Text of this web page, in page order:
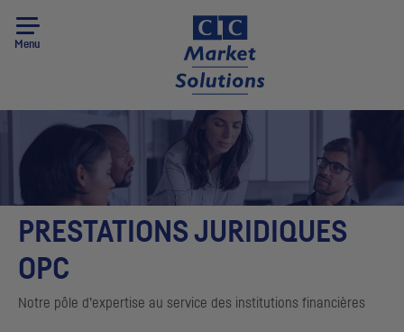
Menu
PRESTATIONS JURIDIQUES
OPC
Notre pôle d’expertise au service des institutions financières